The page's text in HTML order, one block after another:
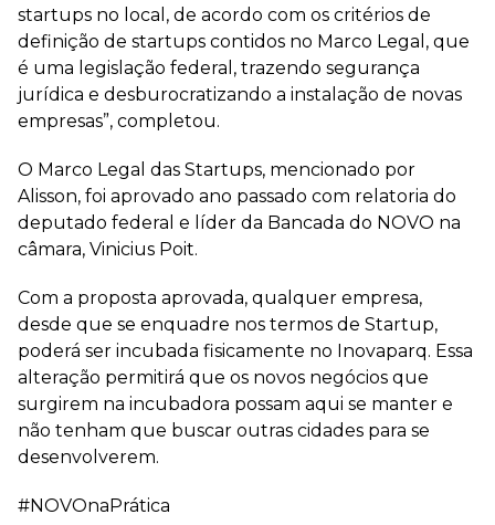
startups no local, de acordo com os critérios de
definição de startups contidos no Marco Legal, que
é uma legislação federal, trazendo segurança
jurídica e desburocratizando a instalação de novas
empresas”, completou.
O Marco Legal das Startups, mencionado por
Alisson, foi aprovado ano passado com relatoria do
deputado federal e líder da Bancada do NOVO na
câmara, Vinicius Poit.
Com a proposta aprovada, qualquer empresa,
desde que se enquadre nos termos de Startup,
poderá ser incubada fisicamente no Inovaparq. Essa
alteração permitirá que os novos negócios que
surgirem na incubadora possam aqui se manter e
não tenham que buscar outras cidades para se
desenvolverem.
#NOVOnaPrática